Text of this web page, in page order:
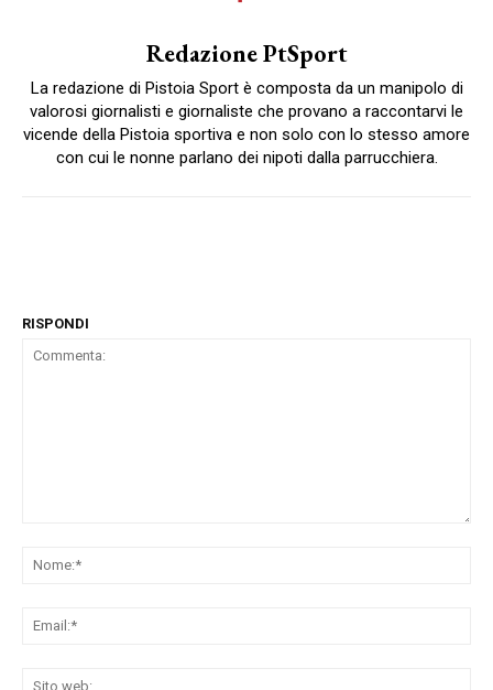
Redazione PtSport
La redazione di Pistoia Sport è composta da un manipolo di
valorosi giornalisti e giornaliste che provano a raccontarvi le
vicende della Pistoia sportiva e non solo con lo stesso amore
con cui le nonne parlano dei nipoti dalla parrucchiera.
RISPONDI